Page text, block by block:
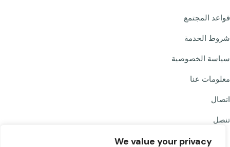
We value your privacy
قواعد المجتمع
شروط الخدمة
سياسة الخصوصية
معلومات عنا
اتصال
تنصل